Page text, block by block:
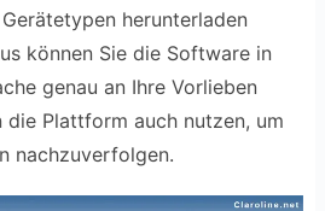
herunterladen
können Sie die Software in
genau an Ihre Vorlieben
die Plattform auch nutzen, um
nachzuverfolgen.